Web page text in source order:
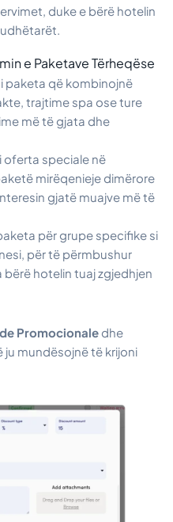
duke e bërë hotelin
e Paketave Tërheqëse
paketa që kombinojnë
trajtime spa ose ture
më të gjata dhe
oferta speciale në
mirëqenieje dimërore
gjatë muajve më të
për grupe specifike si
për të përmbushur
hotelin tuaj zgjedhjen
Promocionale dhe
ju mundësojnë të krijoni